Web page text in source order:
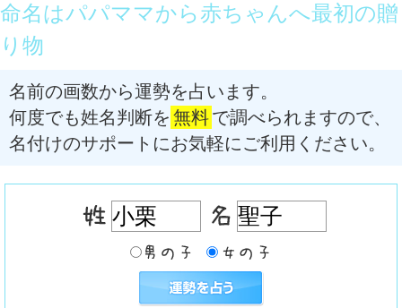
命名はパパママから赤ちゃんへ最初の贈
り物
名前の画数から運勢を占います。
何度でも姓名判断を 無料で調べられますので、
名付けのサポートにお気軽にご利用ください。